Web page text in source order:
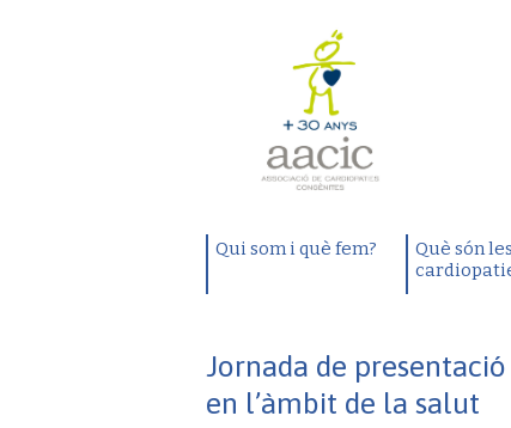
Qui som i què fem?
Què són les
Jornada de
en l’àmbit de la salut